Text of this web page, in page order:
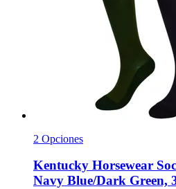
2 Opciones
Kentucky Horsewear
Navy Blue/Dark Green,